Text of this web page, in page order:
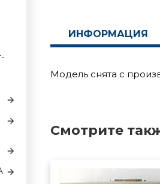
ИНФОРМАЦИЯ
Модель снята с
Смотрите